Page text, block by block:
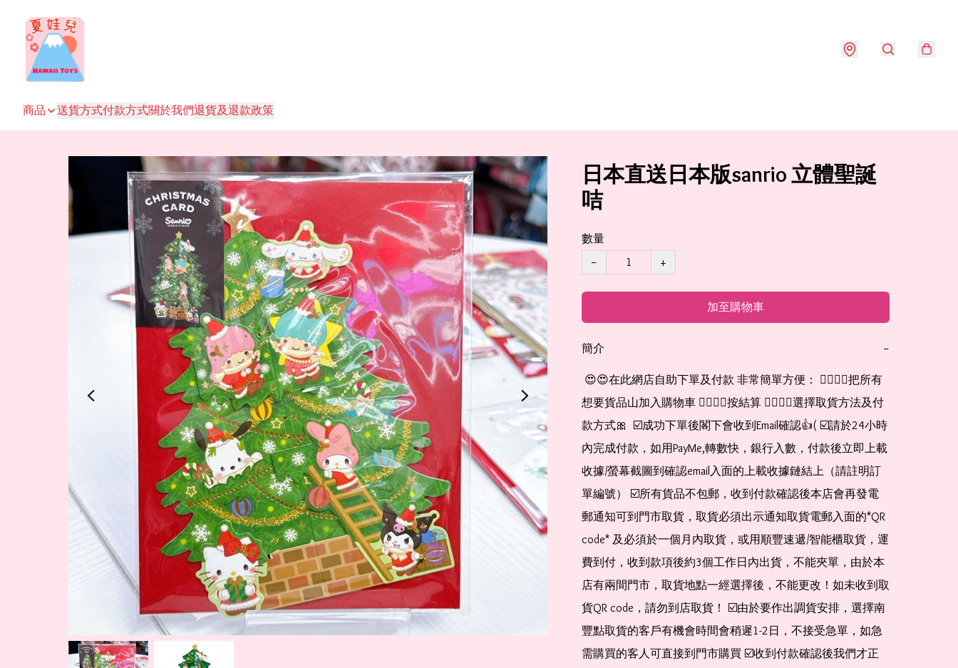
商品 送貨方式付款方式關於我們退貨及退款政策
日本直送日本版sanrio 立體聖誕
咭
數量
−
+
加至購物車
簡介 −
想要貨品山加入購物車 👉🏻👉🏻按結算 👉🏻👉🏻選擇取貨方法及付
款方式🎀  ☑️成功下單後閣下會收到Email確認👍( ☑️請於24小時
內完成付款，如用PayMe,轉數快，銀行入數，付款後立即上載
收據/螢幕截圖到確認email入面的上載收據鏈結上（請註明訂
單編號） ☑️所有貨品不包郵，收到付款確認後本店會再發電
郵通知可到門市取貨，取貨必須出示通知取貨電郵入面的*QR
code* 及必須於一個月內取貨，或用順豐速遞/智能櫃取貨，運
費到付，收到款項後約3個工作日內出貨，不能夾單，由於本
店有兩間門市，取貨地點一經選擇後，不能更改！如未收到取
貨QR code，請勿到店取貨！ ☑️由於要作出調貨安排，選擇南
豐點取貨的客戶有機會時間會稍遲1-2日，不接受急單，如急
需購買的客人可直接到門市購買 ☑️收到付款確認後我們才正